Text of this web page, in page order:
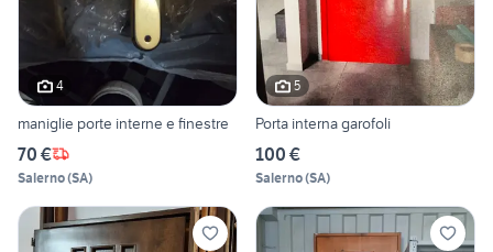
4
maniglie porte interne e finestre
70 €
Salerno(SA)
5
Porta interna garofoli
100 €
Salerno(SA)